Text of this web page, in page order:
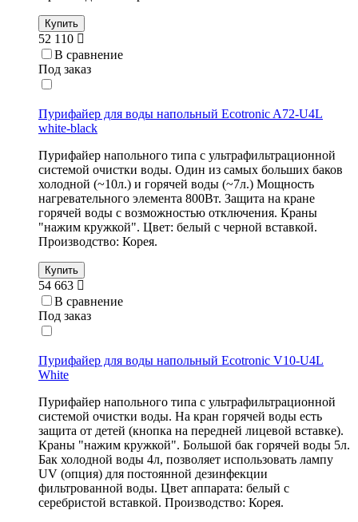
Купить
52 110
В сравнение
Под заказ
Пурифайер для воды напольный Ecotronic A72-U4L
white-black
Пурифайер напольного типа с ультрафильтрационной
системой очистки воды. Один из самых больших баков
холодной (~10л.) и горячей воды (~7л.) Мощность
нагревательного элемента 800Вт. Защита на кране
горячей воды с возможностью отключения. Краны
"нажим кружкой". Цвет: белый с черной вставкой.
Производство: Корея.
Купить
54 663
В сравнение
Под заказ
Пурифайер для воды напольный Ecotronic V10-U4L
White
Пурифайер напольного типа с ультрафильтрационной
системой очистки воды. На кран горячей воды есть
защита от детей (кнопка на передней лицевой вставке).
Краны "нажим кружкой". Большой бак горячей воды 5л.
Бак холодной воды 4л, позволяет использовать лампу
UV (опция) для постоянной дезинфекции
фильтрованной воды. Цвет аппарата: белый с
серебристой вставкой. Производство: Корея.